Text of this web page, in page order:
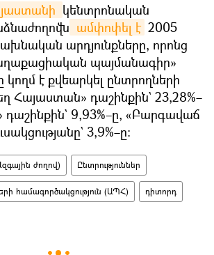
կենտրոնական
ամփոփել է 2005
արդյունքները, որոնց
պայմանագիր»
կողմ է քվեարկել ընտրողների
Հայաստան» դաշինքին` 23,28%–
9,93%–ը, «Բարգավաճ
3,9%–ը։
ժողով) Ընտրություններ
համագործակցություն (ԱՊՀ) դիտորդ